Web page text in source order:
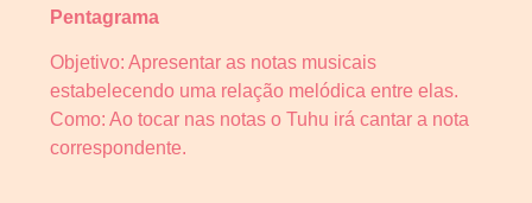
Pentagrama
Objetivo: Apresentar as notas musicais
estabelecendo uma relação melódica entre elas.
Como: Ao tocar nas notas o Tuhu irá cantar a nota
correspondente.